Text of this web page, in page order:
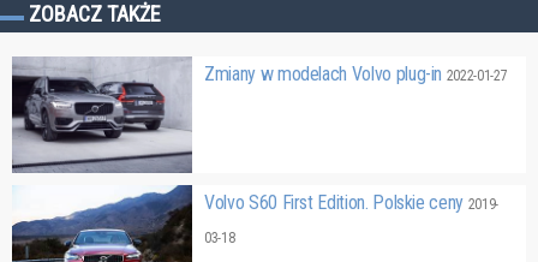
ZOBACZ TAKŻE
Zmiany w modelach Volvo plug-in 2022-01-27
Volvo S60 First Edition. Polskie ceny 2019-
03-18